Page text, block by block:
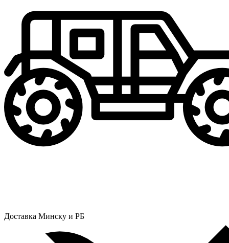
Доставка Минску и РБ